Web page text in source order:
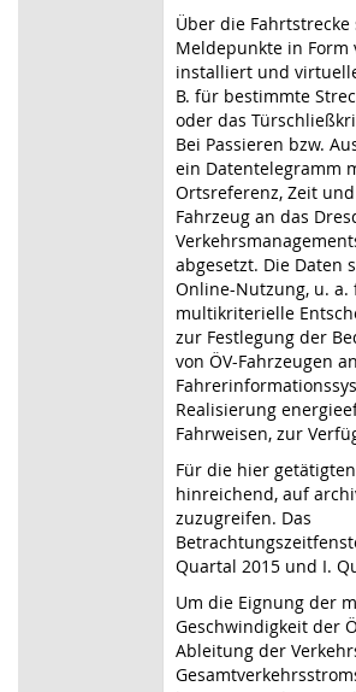
Über die
Meldepunkte in Form
installiert und
B. für bestimmte
oder das
Bei Passieren bzw.
ein Datentelegramm
Ortsreferenz, Zeit
Fahrzeug an das
abgesetzt. Die Daten
Online-Nutzung, u. a.
multikriterielle
zur Festlegung der
von ÖV-Fahrzeugen
Realisierung
Fahrweisen, zur
Für die hier
hinreichend, auf
zuzugreifen. Das
Quartal 2015 und I.
Um die Eignung der
Geschwindigkeit der
Ableitung der